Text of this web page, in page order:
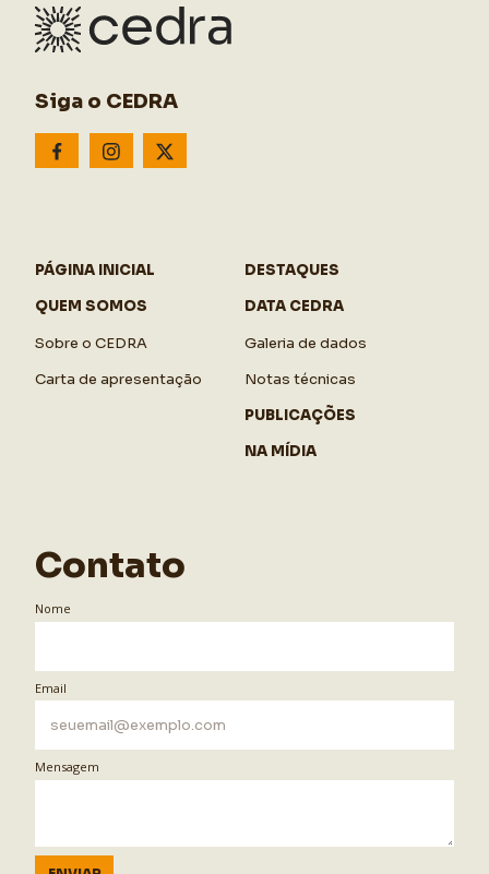
Siga o CEDRA
PÁGINA INICIAL
QUEM SOMOS
Sobre o CEDRA
Carta de apresentação
DESTAQUES
DATA CEDRA
Galeria de dados
Notas técnicas
PUBLICAÇÕES
NA MÍDIA
Contato
Nome
Email
Mensagem